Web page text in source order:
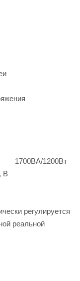
1200Вт
В
реальной
входе, В